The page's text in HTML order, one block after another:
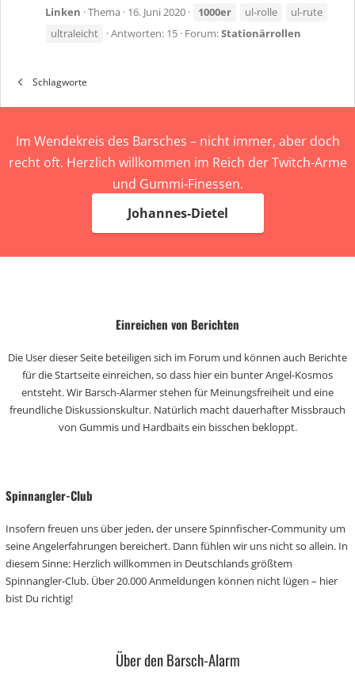
Linken Thema 16. Juni 2020 1000er ul-rolle
ul-rute
ultraleicht
Antworten: 15 Forum:Stationärrollen
Schlagworte
Im Wendekreis des Barsches – nicht immer, aber doch
recht oft. Herzlich willkommen im Reich der Twitch-Arme
und Gummi-Finessen.
Johannes-Dietel
Einreichen von Berichten
Die User dieser Seite beteiligen sich im Forum und können auch Berichte
für die Startseite einreichen, so dass hier ein bunter Angel-Kosmos
entsteht. Wir Barsch-Alarmer stehen für Meinungsfreiheit und eine
freundliche Diskussionskultur. Natürlich macht dauerhafter Missbrauch
von Gummis und Hardbaits ein bisschen bekloppt.
Spinnangler-Club
Insofern freuen uns über jeden, der unsere Spinnfischer-Community um
seine Angelerfahrungen bereichert. Dann fühlen wir uns nicht so allein. In
diesem Sinne: Herzlich willkommen in Deutschlands größtem
Spinnangler-Club. Über 20.000 Anmeldungen können nicht lügen – hier
bist Du richtig!
Über den Barsch-Alarm